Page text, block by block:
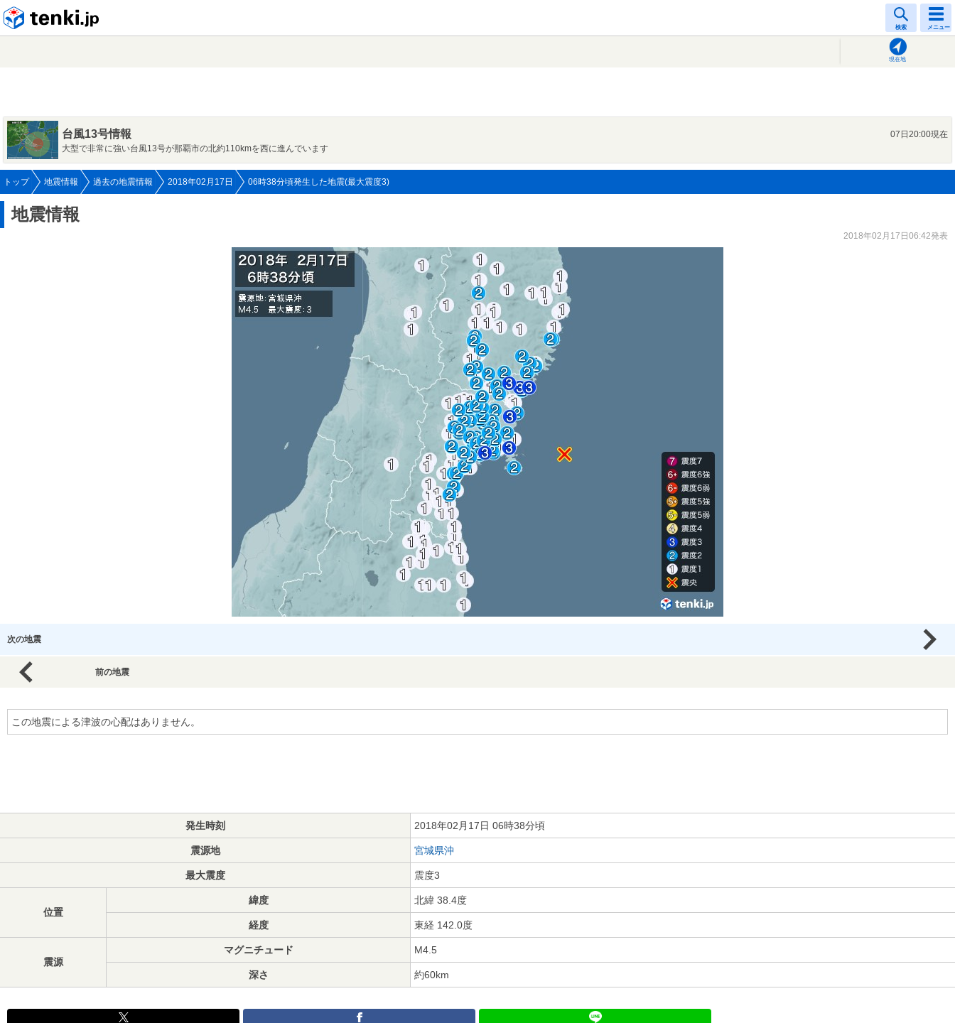
検索 メニュー
現在地
台風13号情報
07日20:00現在
大型で非常に強い台風13号が那覇市の北約110kmを西に進んでいます
トップ 地震情報 過去の地震情報 2018年02月17日 06時38分頃発生した地震(最大震度3)
地震情報
2018年02月17日06:42発表
次の地震
前の地震
この地震による津波の心配はありません。
発生時刻 2018年02月17日 06時38分頃
震源地 宮城県沖
最大震度 震度3
位置
緯度 北緯 38.4度
経度 東経 142.0度
震源
マグニチュード M4.5
深さ 約60km